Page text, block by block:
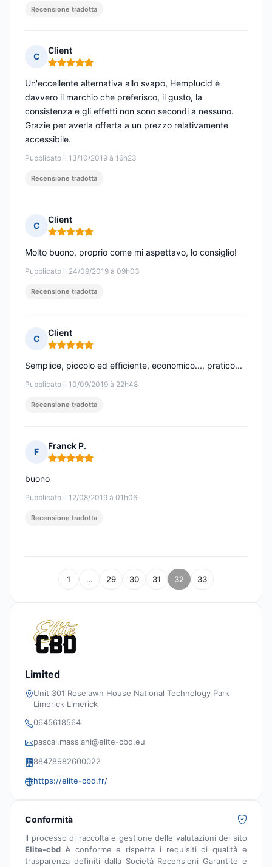
Recensione tradotta
C
Client
Nota: 5 su 5
Pubblicato il 13/10/2019 à 16h23
Un'eccellente alternativa allo svapo, Hemplucid è
davvero il marchio che preferisco, il gusto, la
consistenza e gli effetti non sono secondi a nessuno.
Grazie per averla offerta a un prezzo relativamente
accessibile.
Recensione tradotta
C
Client
Nota: 5 su 5
Pubblicato il 24/09/2019 à 09h03
Molto buono, proprio come mi aspettavo, lo consiglio!
Recensione tradotta
C
Client
Nota: 5 su 5
Pubblicato il 10/09/2019 à 22h48
Semplice, piccolo ed efficiente, economico..., pratico...
Recensione tradotta
F
Franck P.
Nota: 5 su 5
Pubblicato il 12/08/2019 à 01h06
buono
Recensione tradotta
1 … 29 30 31 32 33
Limited
Unit 301 Roselawn House National Technology Park
Limerick Limerick
0645618564
pascal.massiani@elite-cbd.eu
88478982600022
https://elite-cbd.fr/
Conformità
Il processo di raccolta e gestione delle valutazioni del sito
Elite-cbd è conforme e rispetta i requisiti di qualità e
trasparenza definiti dalla Società Recensioni Garantite e